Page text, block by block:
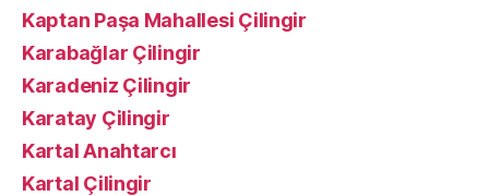
Kaptan Paşa Mahallesi Çilingir
Karabağlar Çilingir
Karadeniz Çilingir
Karatay Çilingir
Kartal Anahtarcı
Kartal Çilingir